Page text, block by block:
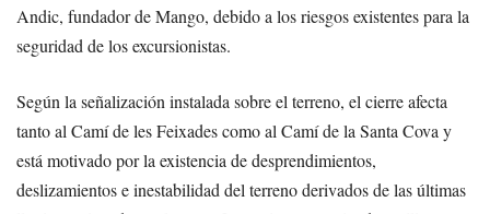
Andic, fundador de Mango, debido a los riesgos existentes para la
seguridad de los excursionistas.
Según la señalización instalada sobre el terreno, el cierre afecta
tanto al Camí de les Feixades como al Camí de la Santa Cova y
está motivado por la existencia de desprendimientos,
deslizamientos e inestabilidad del terreno derivados de las últimas